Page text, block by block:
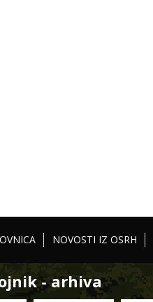
NOVOSTI IZ OSRH
- arhiva